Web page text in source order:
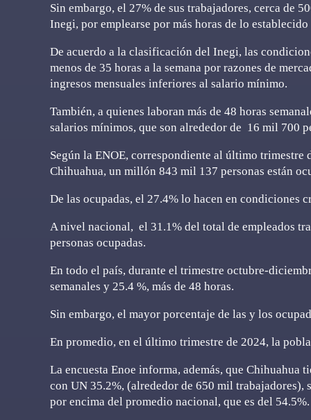
Sin embargo, el 27% de sus trabajadores, cerca de
Inegi, por emplearse por más horas de lo
De acuerdo a la clasificación del Inegi, las
menos de 35 horas a la semana por razones de
ingresos mensuales inferiores al salario mínimo.
También, a quienes laboran más de 48 horas
salarios mínimos, que son alrededor de 16 mil 700
Según la ENOE, correspondiente al último
Chihuahua, un millón 843 mil 137 personas están
De las ocupadas, el 27.4% lo hacen en condiciones
A nivel nacional, el 31.1% del total de empleados
personas ocupadas.
En todo el país, durante el trimestre octubre-
semanales y 25.4 %, más de 48 horas.
Sin embargo, el mayor porcentaje de las y los
En promedio, en el último trimestre de 2024, la
La encuesta Enoe informa, además, que Chihuahua
con UN 35.2%, (alrededor de 650 mil
por encima del promedio nacional, que es del 54.5%.